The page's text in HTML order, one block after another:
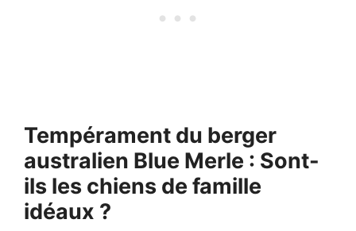
Tempérament du berger
australien Blue Merle : Sont-
ils les chiens de famille
idéaux ?